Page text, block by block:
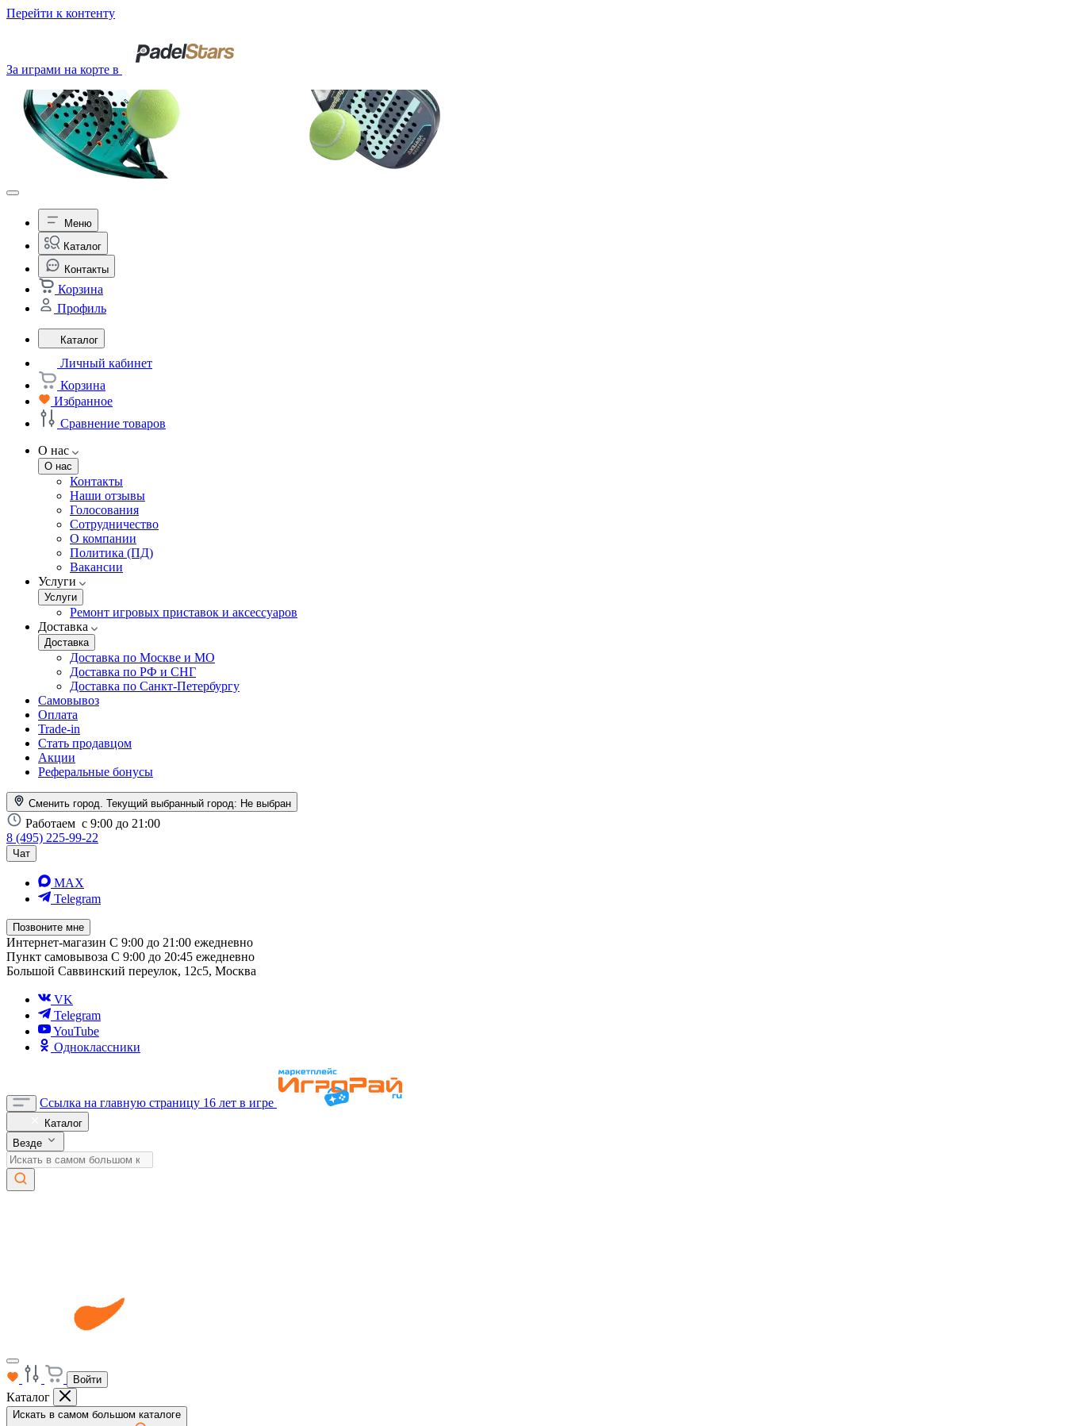
Перейти к контенту
За играми на корте в
Меню
Каталог
Контакты
Корзина
Профиль
Каталог
Личный кабинет
Корзина
Избранное
Сравнение товаров
О нас
О нас
Контакты
Наши отзывы
Голосования
Сотрудничество
О компании
Политика (ПД)
Вакансии
Услуги
Услуги
Ремонт игровых приставок и аксессуаров
Доставка
Доставка
Доставка по Москве и МО
Доставка по РФ и СНГ
Доставка по Санкт-Петербургу
Самовывоз
Оплата
Trade-in
Стать продавцом
Акции
Реферальные бонусы
Сменить город. Текущий выбранный город: Не выбран
Работаем с 9:00 до 21:00
8 (495) 225-99-22
Чат
MAX
Telegram
Позвоните мне
Интернет-магазин С 9:00 до 21:00 ежедневно
Пункт самовывоза С 9:00 до 20:45 ежедневно
Большой Саввинский переулок, 12с5, Москва
VK
Telegram
YouTube
Одноклассники
Ссылка на главную страницу 16 лет в игре
Каталог
Везде
Войти
Каталог
Искать в самом большом каталоге